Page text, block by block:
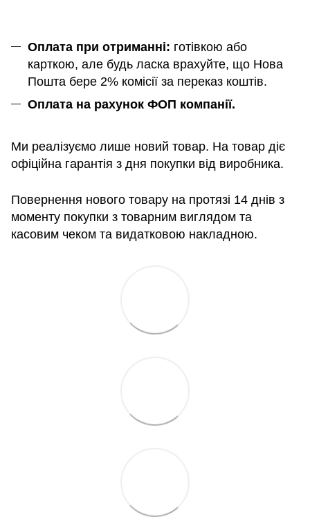
Оплата при отриманні: готівкою або
карткою, але будь ласка врахуйте, що Нова
Пошта бере 2% комісії за переказ коштів.
Оплата на рахунок ФОП компанії.
Ми реалізуємо лише новий товар. На товар діє
офіційна гарантія з дня покупки від виробника.
Повернення нового товару на протязі 14 днів з
моменту покупки з товарним виглядом та
касовим чеком та видатковою накладною.